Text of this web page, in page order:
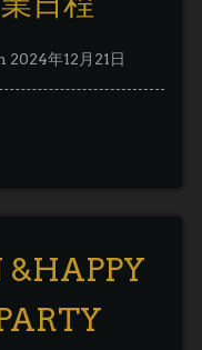
2024年12月21日